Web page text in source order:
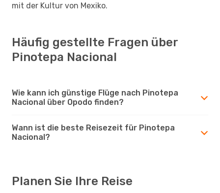
mit der Kultur von Mexiko.
Häufig gestellte Fragen über
Pinotepa Nacional
Wie kann ich günstige Flüge nach Pinotepa
Nacional über Opodo finden?
Wann ist die beste Reisezeit für Pinotepa
Nacional?
Planen Sie Ihre Reise